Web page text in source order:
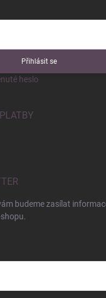
Přihlásit se
heslo
budeme zasílat